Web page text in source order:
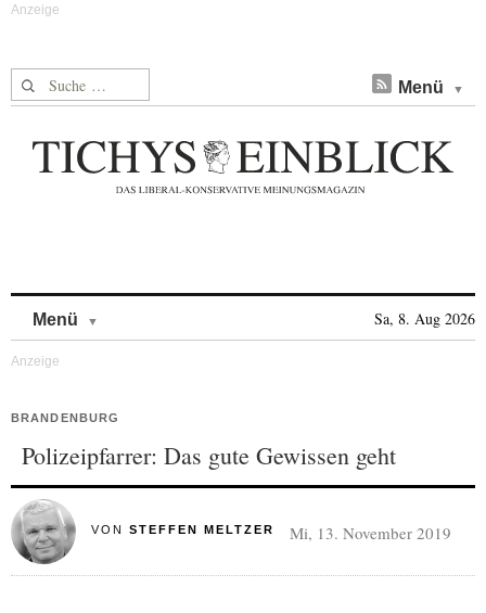
Suche nach: Menü
Menü Sa, 8. Aug 2026
BRANDENBURG
Polizeipfarrer: Das gute Gewissen geht
VON STEFFEN MELTZER Mi, 13. November 2019